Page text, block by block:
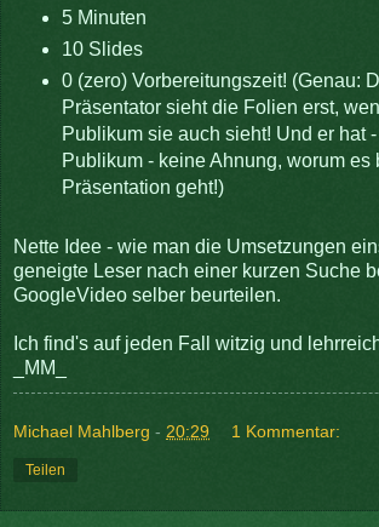
5 Minuten
10 Slides
0 (zero) Vorbereitungszeit! (Genau:
Präsentator sieht die Folien erst,
Publikum sie auch sieht! Und er hat
Publikum - keine Ahnung, worum es
Präsentation geht!)
Nette Idee - wie man die Umsetzungen
geneigte Leser nach einer kurzen Suche
GoogleVideo selber beurteilen.
Ich find's auf jeden Fall witzig und
_MM_
Michael Mahlberg - 20:29 1 Kommentar:
Teilen